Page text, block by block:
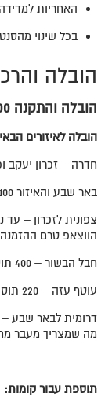
האחריות
בכל שינוי
הובלה
הובלה והתקנה 400 ₪
הובלה לאיזורים
חדרה – זכרון יעקב וכל
באר שבע והאיזור 100 תוספת.
הווצאפ טרם ההזמנה
חבל הבשור – 400 תוספת.
עוטף עזה – 220 תוספת.
דרומית לבאר שבע –
מה שמצריך מעבר
תוספת עבור קומות: